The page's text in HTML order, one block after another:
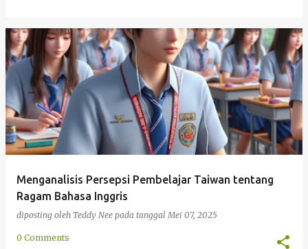
Menganalisis Persepsi Pembelajar Taiwan tentang
Ragam Bahasa Inggris
diposting oleh Teddy Nee pada tanggalMei 07, 2025
0 Comments